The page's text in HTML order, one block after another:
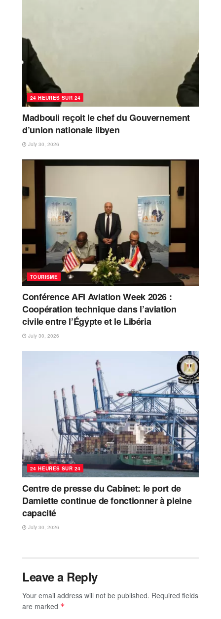
24 HEURES SUR 24
Madbouli reçoit le chef du Gouvernement
d’union nationale libyen
July 30, 2026
TOURISME
Conférence AFI Aviation Week 2026 :
Coopération technique dans l’aviation
civile entre l’Égypte et le Libéria
July 30, 2026
24 HEURES SUR 24
Centre de presse du Cabinet: le port de
Damiette continue de fonctionner à pleine
capacité
July 30, 2026
Leave a Reply
Your email address will not be published. Required fields
are marked *